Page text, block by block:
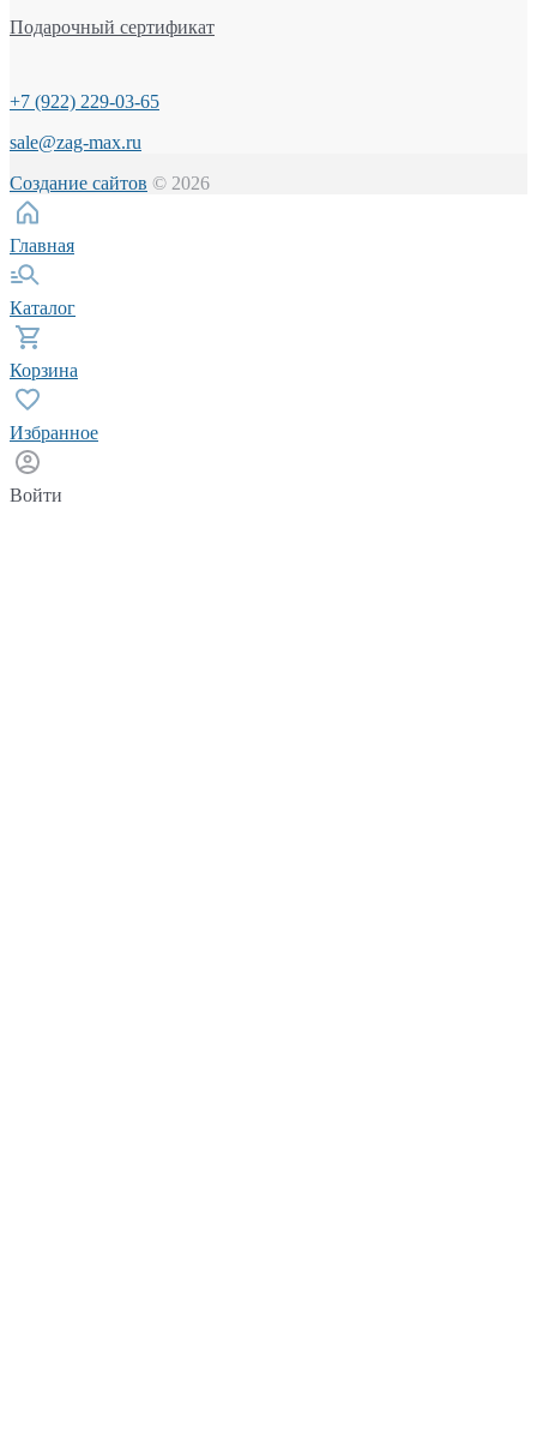
Подарочный сертификат
+7 (922) 229-03-65
sale@zag-max.ru
Создание сайтов © 2026
Главная
Каталог
Корзина
Избранное
Войти